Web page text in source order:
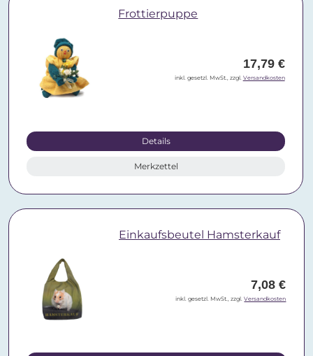
Frottierpuppe
17,79 €
inkl. gesetzl. MwSt., zzgl. Versandkosten
Details
Merkzettel
Einkaufsbeutel Hamsterkauf
7,08 €
inkl. gesetzl. MwSt., zzgl.Versandkosten